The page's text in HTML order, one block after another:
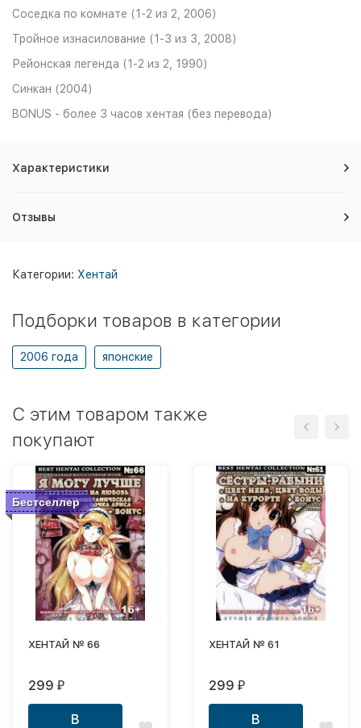
Coceдка по комнате (1-2 из 2, 2006)
Тройное изнасилование (1-3 из 3, 2008)
Рейонская легенда (1-2 из 2, 1990)
Синкан (2004)
BONUS - более 3 часов хентая (без перевода)
Характеристики
Отзывы
Категории: Хентай
Подборки товаров в категории
2006 года японские
C этим товаром также
покупают
Бестселлер
ХЕНТАЙ № 66
299 ₽
В
ХЕНТАЙ № 61
299 ₽
В